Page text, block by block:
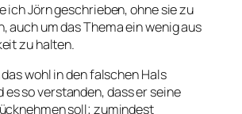
ich Jörn geschrieben, ohne sie zu
auch um das Thema ein wenig aus
zu halten.
wohl in den falschen Hals
es so verstanden, dass er seine
soll; zumindest